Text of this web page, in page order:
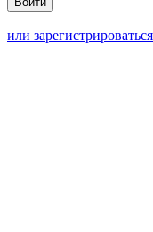
или зарегистрироваться